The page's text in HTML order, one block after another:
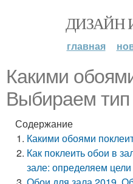
ДИЗАЙН
главная
Какими
Выбираем тип
Содержание
Какими обоями
Как поклеить обои в
зале: определяем цели